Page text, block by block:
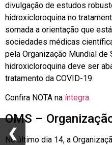
divulgação de estudos
hidroxicloroquina no
somada a orientação que
sociedades médicas
pela Organização Mundial de
hidroxicloroquina deve ser
tratamento da COVID-19.
Confira NOTA na íntegra.
OMS –
No último dia 14, a
❮
❮